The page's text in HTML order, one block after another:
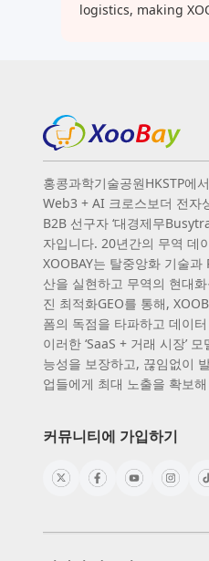
logistics, making
홍콩과학기술공원HKSTP에
Web3 + AI 크로스보더 전자
B2B 선구자 ‘대경제무
자입니다. 20년간의 무역 데
XOOBAY는 탈중앙화 기술
산을 실현하고 무역의 현대
진 최적화GEO를 통해,
폼의 독점을 타파하고 데이
이러한 ‘SaaS + 거래 시장’
능성을 보장하고, 끊임없이
업들에게 최대 노출을 확보
커뮤니티에 가입하기